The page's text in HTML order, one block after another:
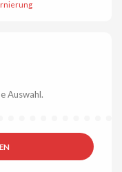
Auswahl.